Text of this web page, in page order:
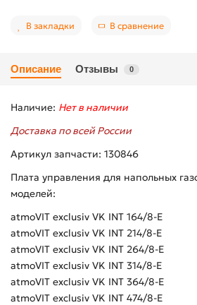
В закладки В сравнение
Описание Отзывы 0
Наличие: Нет в наличии
Доставка по всей России
Артикул запчасти: 130846
Плата управления для напольных
моделей:
atmoVIT exclusiv VK INT 164/8-E
atmoVIT exclusiv VK INT 214/8-E
atmoVIT exclusiv VK INT 264/8-E
atmoVIT exclusiv VK INT 314/8-E
atmoVIT exclusiv VK INT 364/8-E
atmoVIT exclusiv VK INT 474/8-E